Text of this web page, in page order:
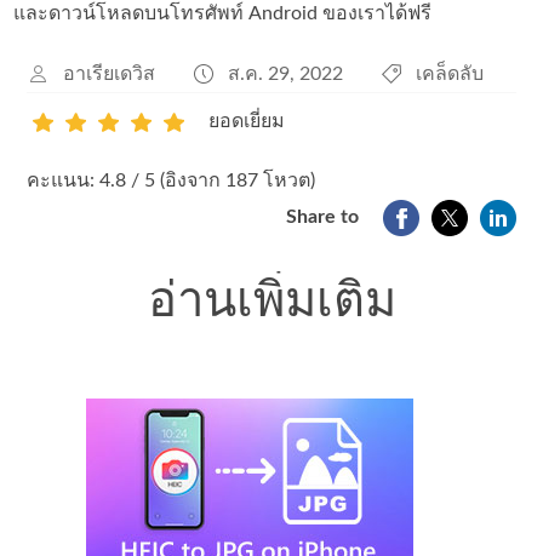
และดาวน์โหลดบนโทรศัพท์ Android ของเราได้ฟรี
อาเรียเดวิส ส.ค. 29, 2022 เคล็ดลับ
ยอดเยี่ยม
คะแนน: 4.8 / 5 (อิงจาก 187 โหวต)
Share to
อ่านเพิ่มเติม